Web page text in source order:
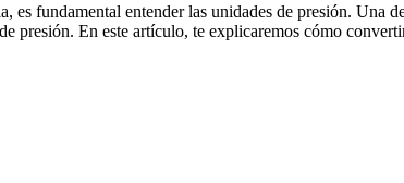
es fundamental entender las unidades de presión. Una
presión. En este artículo, te explicaremos cómo